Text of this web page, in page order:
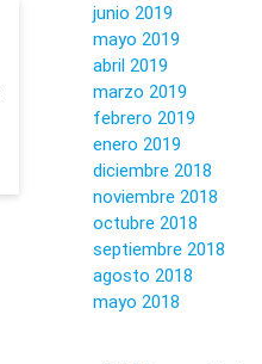
junio 2019
mayo 2019
abril 2019
marzo 2019
febrero 2019
enero 2019
diciembre 2018
noviembre 2018
octubre 2018
septiembre 2018
agosto 2018
mayo 2018